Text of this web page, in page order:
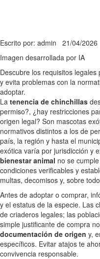
Escrito por: admin 21/04/2026
Imagen desarrollada por IA
Descubre los requisitos
y evita problemas con la
adoptar.
La tenencia de chinchillas
permiso?, ¿hay restricciones
origen legal? Son mascotas
normativos distintos a los de
país, la región y hasta el
exótica varía por jurisdicción y
bienestar animal no se
condiciones verificables y
multas, decomisos y, sobre
Antes de adoptar o comprar,
y el estatus de la especie. Las
de criaderos legales; las
simple justificante de compra
documentación de origen y,
específicos. Evitar atajos te
convivencia responsable.